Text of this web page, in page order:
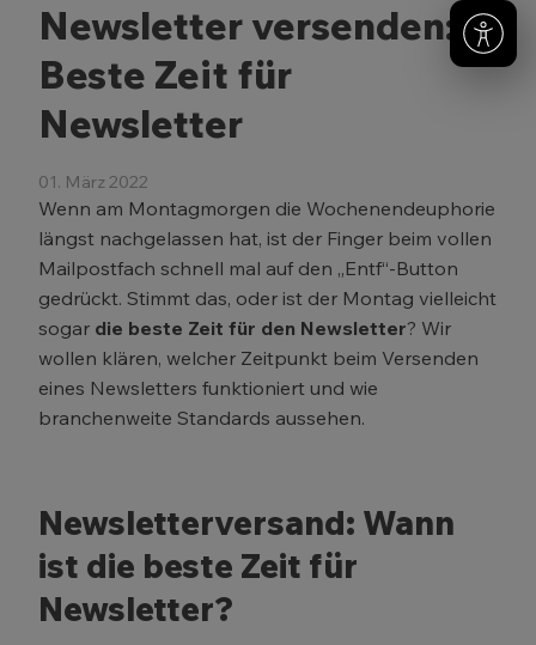
Newsletter versenden:
Beste Zeit für
Newsletter
01. März 2022
Wenn am Montagmorgen die Wochenendeuphorie
längst nachgelassen hat, ist der Finger beim vollen
Mailpostfach schnell mal auf den „Entf“-Button
gedrückt. Stimmt das, oder ist der Montag vielleicht
sogar die beste Zeit für den Newsletter? Wir
wollen klären, welcher Zeitpunkt beim Versenden
eines Newsletters funktioniert und wie
branchenweite Standards aussehen.
Newsletterversand: Wann
ist die beste Zeit für
Newsletter?